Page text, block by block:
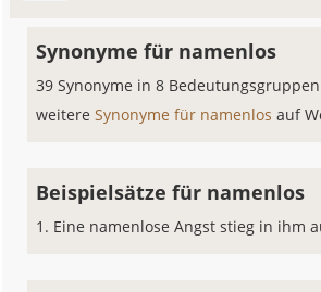
Synonyme für namenlos
39 Synonyme in 8 Bedeutungsgruppen
weitereSynonyme für namenlosauf
Beispielsätze für namenlos
Eine namenlose Angst stieg in ihm